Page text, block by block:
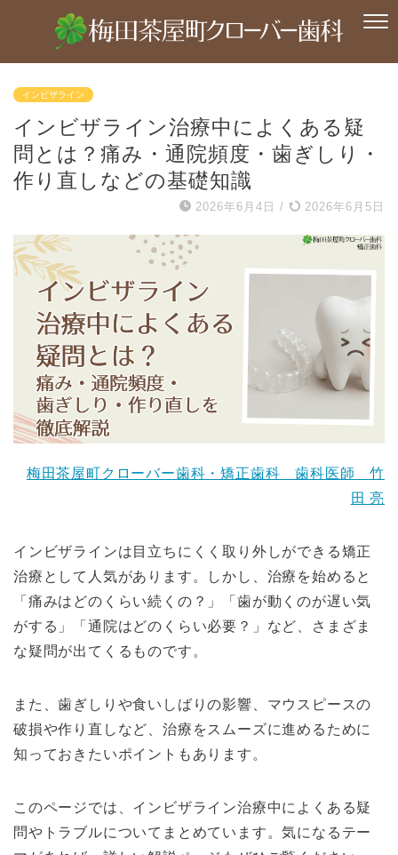
インビザライン
インビザライン治療中によくある疑
問とは？痛み・通院頻度・歯ぎしり・
作り直しなどの基礎知識
2026年6月4日 / 2026年6月5日
梅田茶屋町クローバー歯科・矯正歯科 歯科医師 竹
田 亮
インビザラインは目立ちにくく取り外しができる矯正
治療として人気があります。しかし、治療を始めると
「痛みはどのくらい続くの？」「歯が動くのが遅い気
がする」「通院はどのくらい必要？」など、さまざま
な疑問が出てくるものです。
また、歯ぎしりや食いしばりの影響、マウスピースの
破損や作り直しなど、治療をスムーズに進めるために
知っておきたいポイントもあります。
このページでは、インビザライン治療中によくある疑
問やトラブルについてまとめています。気になるテー